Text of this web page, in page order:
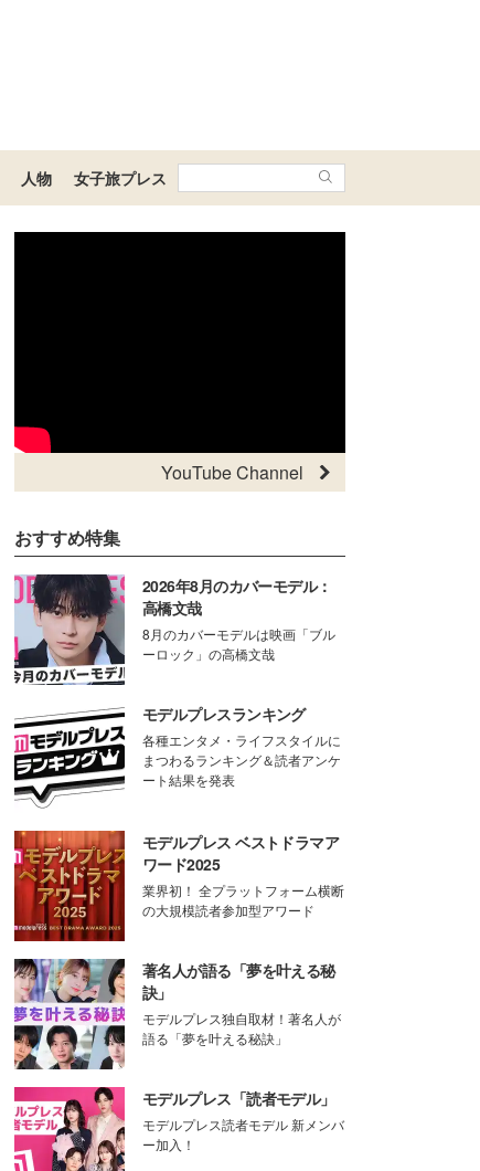
人物 女子旅プレス
YouTube Channel
おすすめ特集
2026年8月のカバーモデル：
高橋文哉
8月のカバーモデルは映画「ブル
ーロック」の高橋文哉
モデルプレスランキング
各種エンタメ・ライフスタイルに
まつわるランキング＆読者アンケ
ート結果を発表
モデルプレス ベストドラマア
ワード2025
業界初！ 全プラットフォーム横断
の大規模読者参加型アワード
著名人が語る「夢を叶える秘
訣」
モデルプレス独自取材！著名人が
語る「夢を叶える秘訣」
モデルプレス「読者モデル」
モデルプレス読者モデル 新メンバ
ー加入！